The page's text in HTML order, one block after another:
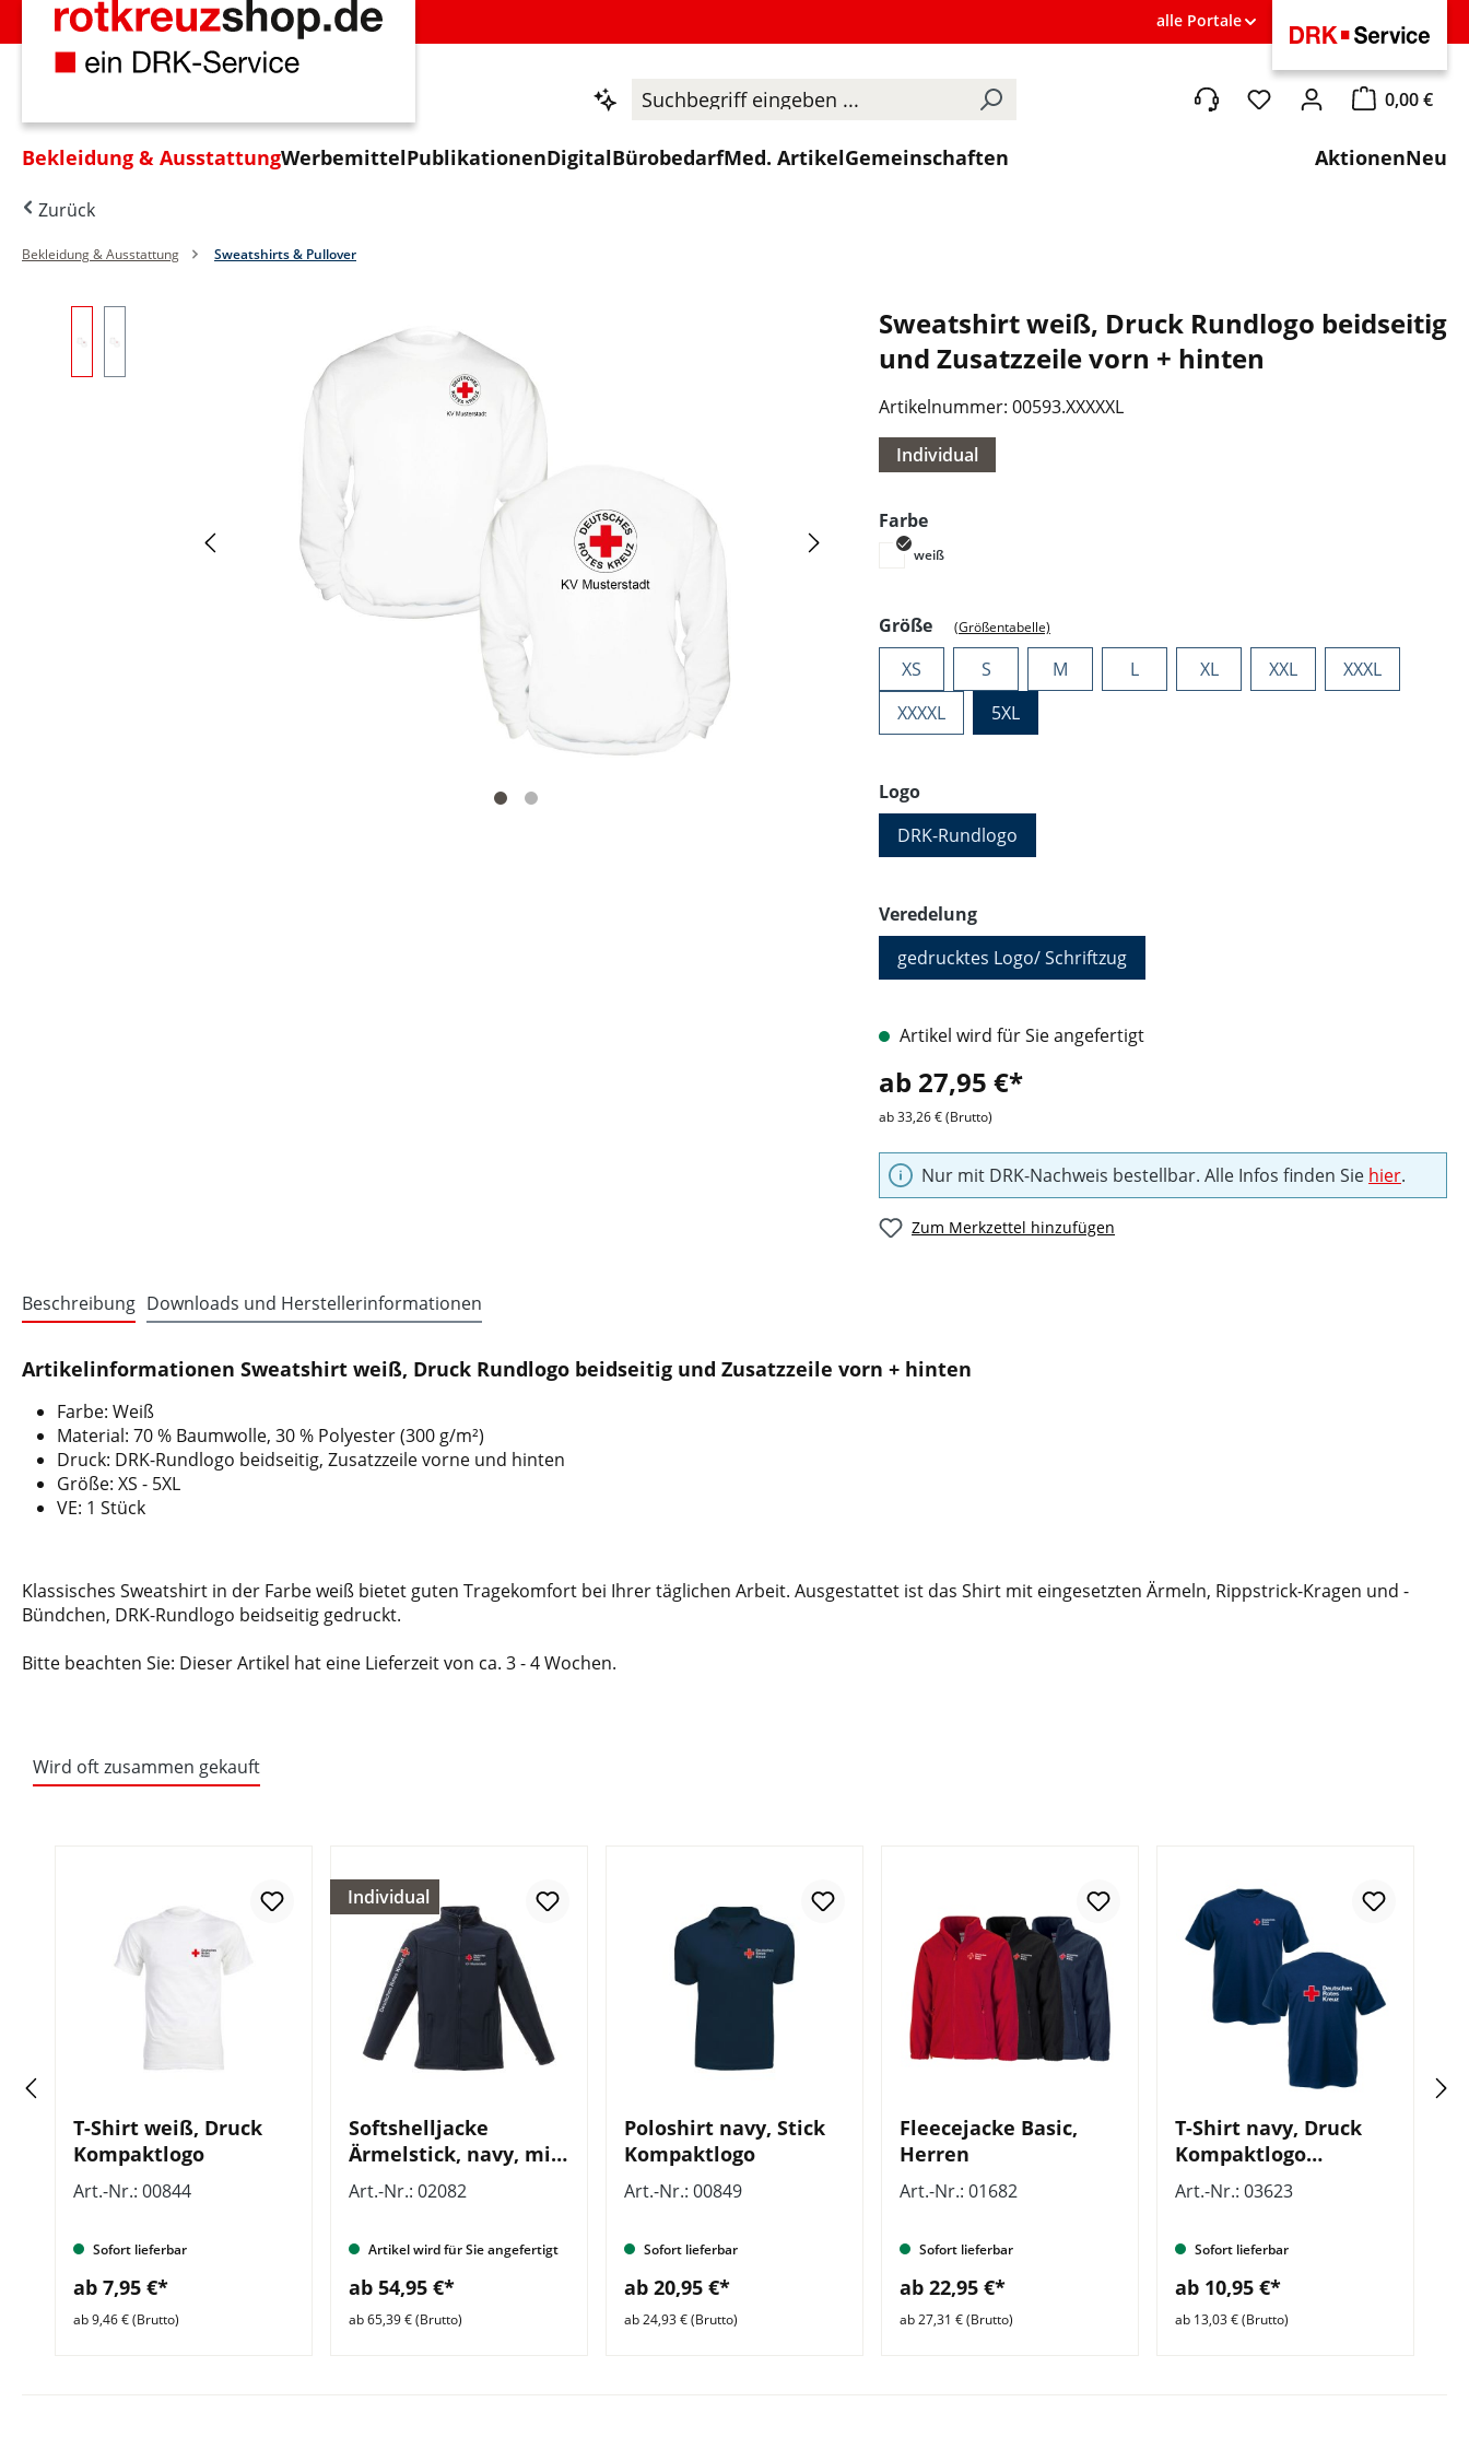
Hauptinhalt springen
Zur Suche springen
Zur Hauptnavigation springen alle Portale
Du hast 0 Produkte auf
0,00 €
Warenkorb
Bekleidung & AusstattungWerbemittelPublikationenDigitalBürobedarfMed. ArtikelGemeinschaften AktionenNeu
Zurück
Bekleidung & Ausstattung Sweatshirts & Pullover
Sweatshirt weiß, Druck Rundlogo beidseitig
und Zusatzzeile vorn + hinten
Artikelnummer: 00593.XXXXXL
Individual
Farbeauswählen
weiß
Größeauswählen
(Größentabelle)
XS S M L XL XXL
XXXL
XXXXL
5XL
Logoauswählen
DRK-Rundlogo
Veredelungauswählen
gedrucktes Logo/ Schriftzug
Artikel wird für Sie angefertigt
ab 27,95 €*
ab 33,26 € (Brutto)
Nur mit DRK-Nachweis bestellbar. Alle Infos finden Sie hier.
Zum Merkzettel hinzufügen
Beschreibung Downloads und Herstellerinformationen
Artikelinformationen Sweatshirt weiß, Druck Rundlogo beidseitig und Zusatzzeile vorn + hinten
Farbe: Weiß
Material: 70 % Baumwolle, 30 % Polyester (300 g/m²)
Druck: DRK-Rundlogo beidseitig, Zusatzzeile vorne und hinten
Größe: XS - 5XL
VE: 1 Stück
Klassisches Sweatshirt in der Farbe weiß bietet guten Tragekomfort bei Ihrer täglichen Arbeit. Ausgestattet ist das Shirt mit eingesetzten Ärmeln, Rippstrick-Kragen und -
Bündchen, DRK-Rundlogo beidseitig gedruckt.
Bitte beachten Sie: Dieser Artikel hat eine Lieferzeit von ca. 3 - 4 Wochen.
Wird oft zusammen gekauft
T-Shirt weiß, Druck
Kompaktlogo
Art.-Nr.: 00844
Sofort lieferbar
ab 7,95 €*
ab 9,46 € (Brutto)
Individual
Softshelljacke
Ärmelstick, navy, mit
Zusatzzeile vorn
Art.-Nr.: 02082
Artikel wird für Sie angefertigt
ab 54,95 €*
ab 65,39 € (Brutto)
Poloshirt navy, Stick
Kompaktlogo
Art.-Nr.: 00849
Sofort lieferbar
ab 20,95 €*
ab 24,93 € (Brutto)
Fleecejacke Basic,
Herren
Art.-Nr.: 01682
Sofort lieferbar
ab 22,95 €*
ab 27,31 € (Brutto)
T-Shirt navy, Druck
Kompaktlogo
beidseitig
Art.-Nr.: 03623
Sofort lieferbar
ab 10,95 €*
ab 13,03 € (Brutto)